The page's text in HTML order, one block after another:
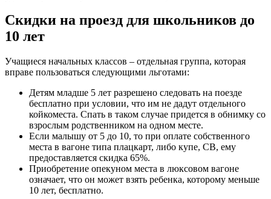
Скидки на проезд для школьников до
10 лет
Учащиеся начальных классов – отдельная группа, которая
вправе пользоваться следующими льготами:
Детям младше 5 лет разрешено следовать на поезде
бесплатно при условии, что им не дадут отдельного
койкоместа. Спать в таком случае придется в обнимку со
взрослым родственником на одном месте.
Если малышу от 5 до 10, то при оплате собственного
места в вагоне типа плацкарт, либо купе, СВ, ему
предоставляется скидка 65%.
Приобретение опекуном места в люксовом вагоне
означает, что он может взять ребенка, которому меньше
10 лет, бесплатно.